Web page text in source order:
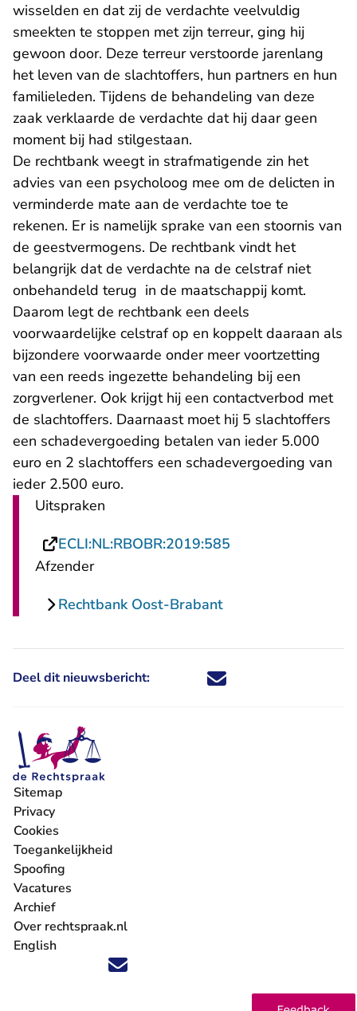
wisselden en dat zij de verdachte veelvuldig
smeekten te stoppen met zijn terreur, ging hij
gewoon door. Deze terreur verstoorde jarenlang
het leven van de slachtoffers, hun partners en hun
familieleden. Tijdens de behandeling van deze
zaak verklaarde de verdachte dat hij daar geen
moment bij had stilgestaan.
De rechtbank weegt in strafmatigende zin het
advies van een psycholoog mee om de delicten in
verminderde mate aan de verdachte toe te
rekenen. Er is namelijk sprake van een stoornis van
de geestvermogens. De rechtbank vindt het
belangrijk dat de verdachte na de celstraf niet
onbehandeld terug in de maatschappij komt.
Daarom legt de rechtbank een deels
voorwaardelijke celstraf op en koppelt daaraan als
bijzondere voorwaarde onder meer voortzetting
van een reeds ingezette behandeling bij een
zorgverlener. Ook krijgt hij een contactverbod met
de slachtoffers. Daarnaast moet hij 5 slachtoffers
een schadevergoeding betalen van ieder 5.000
euro en 2 slachtoffers een schadevergoeding van
ieder 2.500 euro.
Uitspraken
ECLI:NL:RBOBR:2019:585
Afzender
Rechtbank Oost-Brabant
Deel dit nieuwsbericht: Deel dit nieuwsbericht via X -
Deel dit nieuwsbericht via
Deel dit nieuwsbericht
Deel dit
Volg ons op X (Twitter) - U verlaat Rechtspraak.nl
Volg ons op Facebook - U verlaat Rechtspraak.nl
Volg ons op Instagram - U verlaat Rechtspraak.nl
Volg ons op Youtube - U verlaat Rechtspraak.nl
Volg ons op LinkedIn - U verlaat
'Blijf op de hoogte' nieuwsbrief - U verlaat
Sitemap
Privacy
Cookies
Toegankelijkheid
Spoofing
Vacatures
- U verlaat Rechtspraak.nl
Archief
Over rechtspraak.nl
English